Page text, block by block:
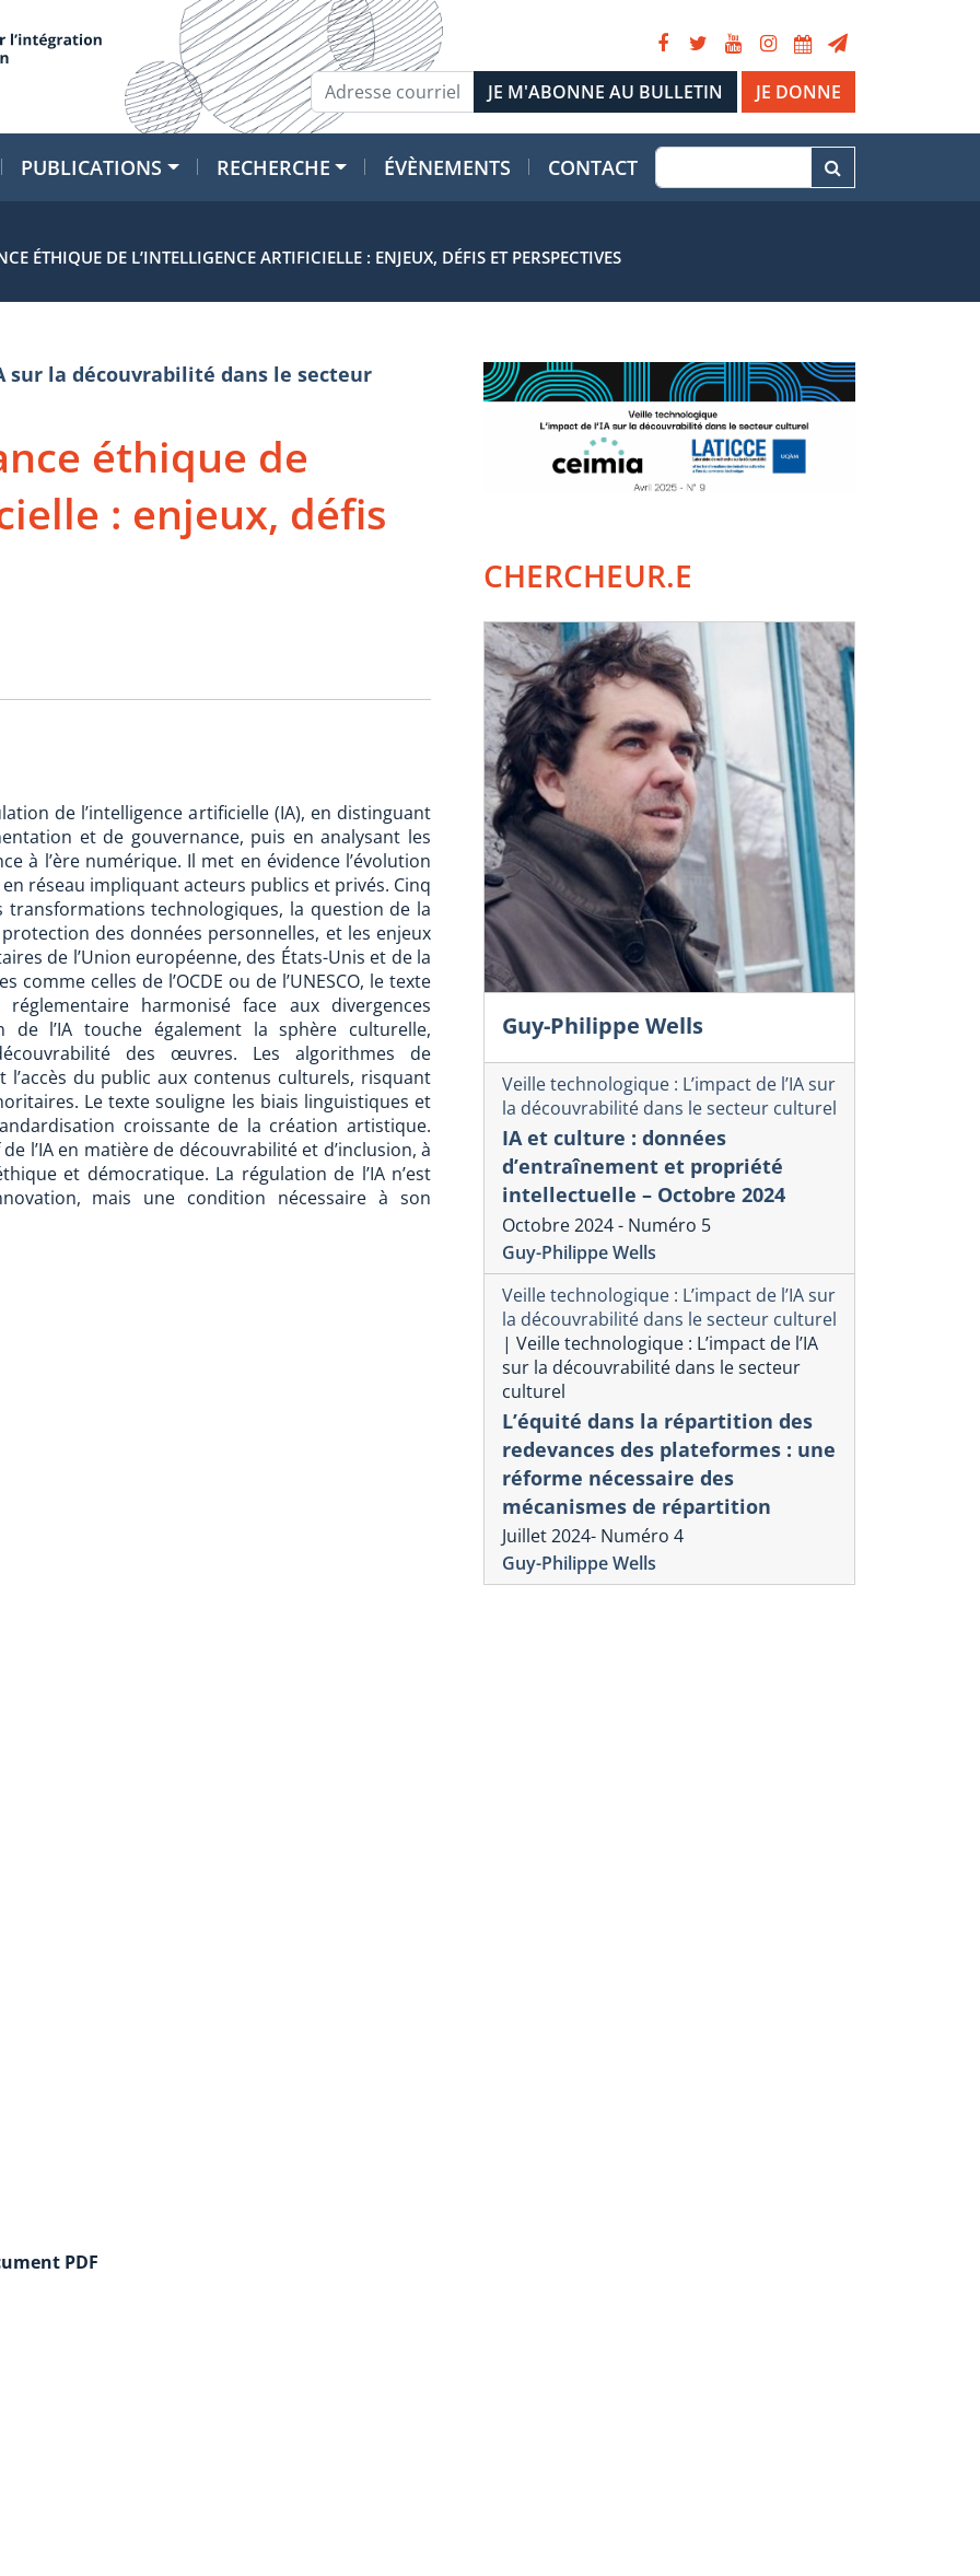
JE DONNE
PUBLICATIONS RECHERCHE ÉVÈNEMENTS CONTACT
ÉTHIQUE DE L’INTELLIGENCE ARTIFICIELLE : ENJEUX, DÉFIS ET PERSPECTIVES
sur la découvrabilité dans le secteur
éthique de
: enjeux, défis
de l’intelligence artificielle (IA), en distinguant
et de gouvernance, puis en analysant les
à l’ère numérique. Il met en évidence l’évolution
réseau impliquant acteurs publics et privés. Cinq
technologiques, la question de la
des données personnelles, et les enjeux
de l’Union européenne, des États-Unis et de la
celles de l’OCDE ou de l’UNESCO, le texte
harmonisé face aux divergences
l’IA touche également la sphère culturelle,
des œuvres. Les algorithmes de
du public aux contenus culturels, risquant
Le texte souligne les biais linguistiques et
croissante de la création artistique.
l’IA en matière de découvrabilité et d’inclusion, à
et démocratique. La régulation de l’IA n’est
mais une condition nécessaire à son
PDF
CHERCHEUR.E
Guy-Philippe Wells
Veille technologique : L’impact de l’IA sur
la découvrabilité dans le secteur culturel
IA et culture : données
d’entraînement et propriété
intellectuelle – Octobre 2024
Octobre 2024 - Numéro 5
Guy-Philippe Wells
Veille technologique : L’impact de l’IA sur
la découvrabilité dans le secteur culturel
| Veille technologique : L’impact de l’IA
sur la découvrabilité dans le secteur
culturel
L’équité dans la répartition des
redevances des plateformes : une
réforme nécessaire des
mécanismes de répartition
Juillet 2024- Numéro 4
Guy-Philippe Wells